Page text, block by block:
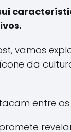
vamos
da
entre